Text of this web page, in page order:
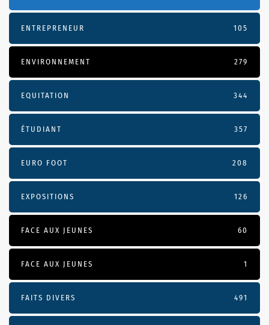
ENTREPRENEUR 105
ENVIRONNEMENT 279
EQUITATION 344
ÉTUDIANT 357
EURO FOOT 208
EXPOSITIONS 126
FACE AUX JEUNES 60
FACE AUX JEUNES 1
FAITS DIVERS 491